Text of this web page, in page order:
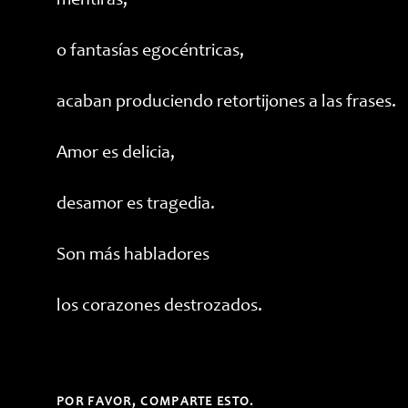
o fantasías egocéntricas,
acaban produciendo retortijones a las frases.
Amor es delicia,
desamor es tragedia.
Son más habladores
los corazones destrozados.
POR FAVOR, COMPARTE ESTO.